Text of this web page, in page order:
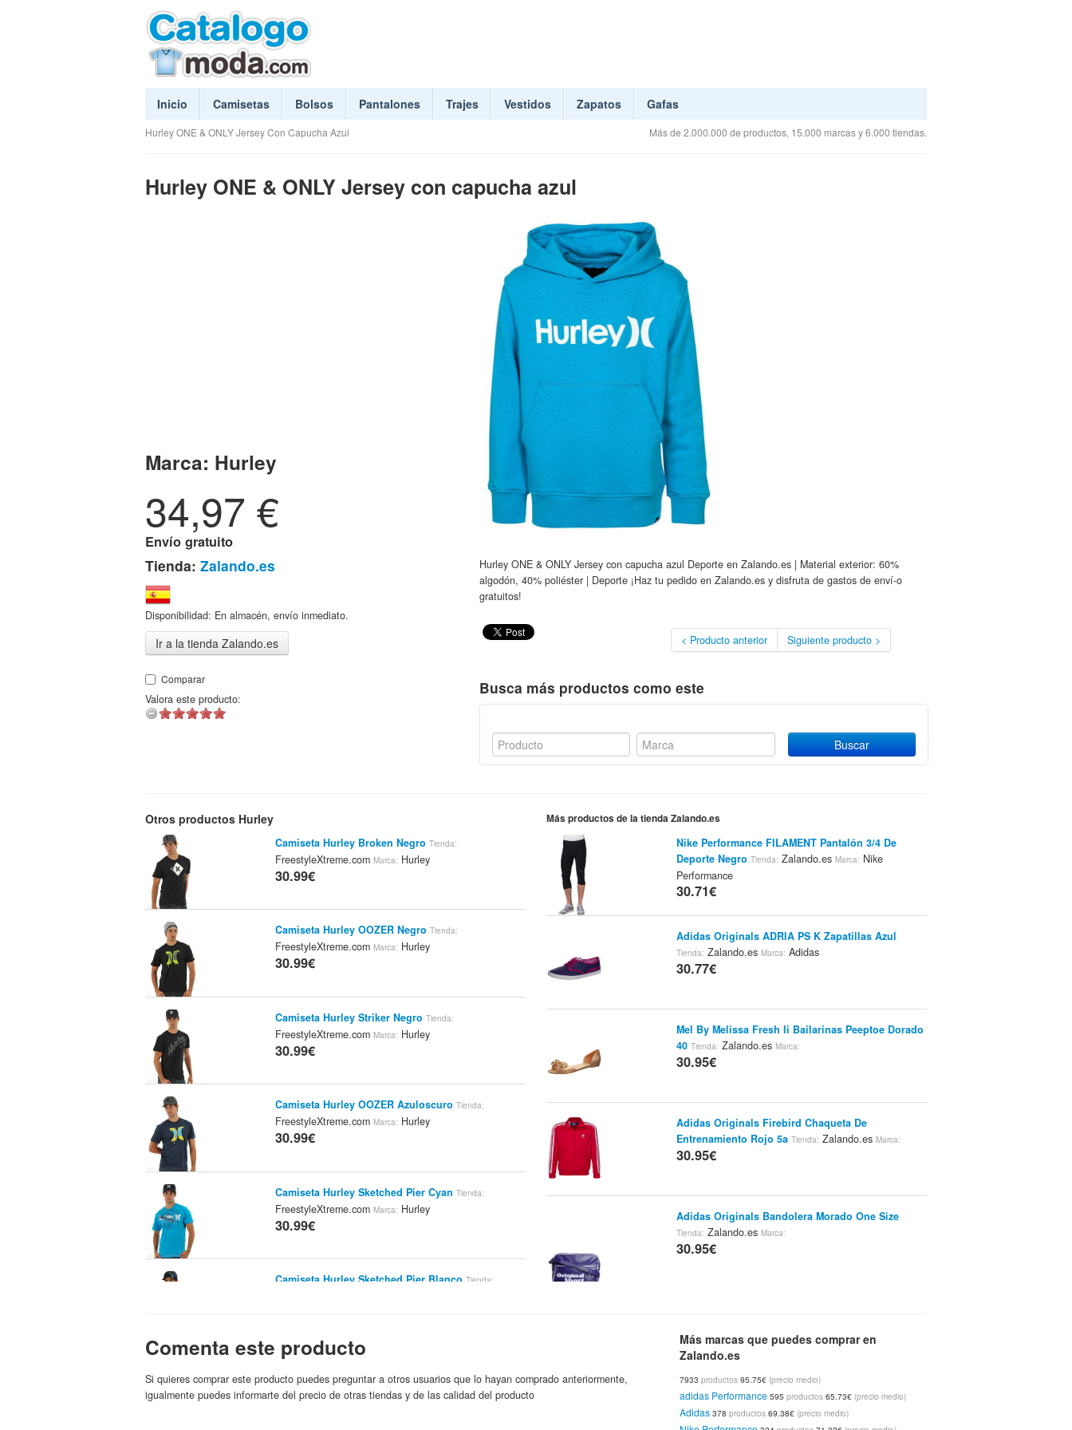
Inicio Camisetas Bolsos Pantalones Trajes Vestidos Zapatos Gafas
Hurley ONE & ONLY Jersey Con Capucha Azul Más de 2.000.000 de productos, 15.000 marcas y 6.000 tiendas.
Hurley ONE & ONLY Jersey con capucha azul
Marca: Hurley
34,97 €
Envío gratuito
Tienda: Zalando.es
Disponibilidad: En almacén, envío inmediato.
Ir a la tienda Zalando.es
Comparar
Valora este producto:
Hurley ONE & ONLY Jersey con capucha azul Deporte en Zalando.es | Material exterior: 60%
algodón, 40% poliéster | Deporte ¡Haz tu pedido en Zalando.es y disfruta de gastos de enví-o
gratuitos!
< Producto anterior Siguiente producto >
Busca más productos como este
Otros productos Hurley
Camiseta Hurley Broken Negro Tienda:
FreestyleXtreme.comMarca: Hurley
30.99€
Camiseta Hurley OOZER Negro Tienda:
FreestyleXtreme.comMarca: Hurley
30.99€
Camiseta Hurley Striker Negro Tienda:
FreestyleXtreme.comMarca: Hurley
30.99€
Camiseta Hurley OOZER Azuloscuro Tienda:
FreestyleXtreme.comMarca: Hurley
30.99€
Camiseta Hurley Sketched Pier Cyan Tienda:
FreestyleXtreme.comMarca: Hurley
30.99€
Camiseta Hurley Sketched Pier Blanco Tienda:
FreestyleXtreme.comMarca:Hurley
30.99€
Más productos de la tienda Zalando.es
Nike Performance FILAMENT Pantalón 3/4 De
Deporte Negro Tienda: Zalando.es Marca: Nike
Performance
30.71€
Adidas Originals ADRIA PS K Zapatillas Azul
Tienda: Zalando.es Marca: Adidas
30.77€
Mel By Melissa Fresh Ii Bailarinas Peeptoe Dorado
40 Tienda: Zalando.es Marca:
30.95€
Adidas Originals Firebird Chaqueta De
Entrenamiento Rojo 5a Tienda: Zalando.es Marca:
30.95€
Adidas Originals Bandolera Morado One Size
Tienda: Zalando.es Marca:
30.95€
30.95€
Reebok Easytone Easytone Reenew Zapatillas
Blanco 39 Tienda:Zalando.esMarca:
Comenta este producto
Si quieres comprar este producto puedes preguntar a otros usuarios que lo hayan comprado anteriormente,
igualmente puedes informarte del precio de otras tiendas y de las calidad del producto
Más marcas que puedes comprar en
Zalando.es
7933productos 95.75€ (precio medio)
adidas Performance 595productos 65.73€ (precio medio)
Adidas 378productos 69.38€ (precio medio)